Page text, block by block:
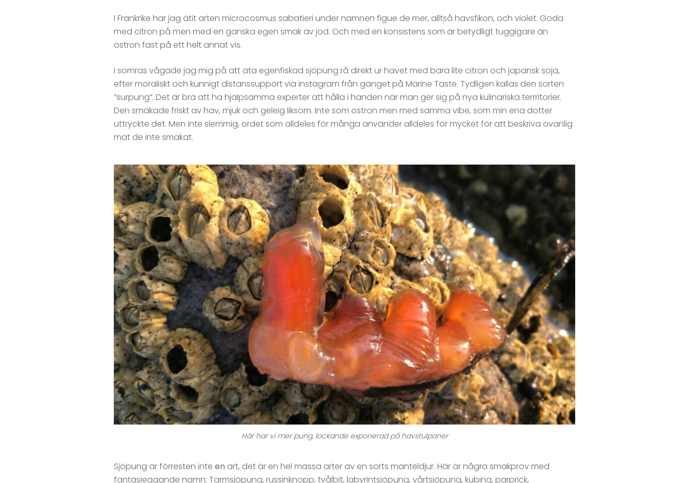
I Frankrike har jag ätit arten microcosmus sabatieri under namnen figue de mer, alltså havsfikon, och violet. Goda
med citron på men med en ganska egen smak av jod. Och med en konsistens som är betydligt tuggigare än
ostron fast på ett helt annat vis.
I somras vågade jag mig på att äta egenfiskad sjöpung rå direkt ur havet med bara lite citron och japansk soja,
efter moraliskt och kunnigt distanssupport via instagram från gänget på Marine Taste. Tydligen kallas den sorten
”surpung”. Det är bra att ha hjälpsamma experter att hålla i handen när man ger sig på nya kulinariska terrritorier.
Den smakade friskt av hav, mjuk och geleig liksom. Inte som ostron men med samma vibe, som min ena dotter
uttryckte det. Men inte slemmig, ordet som alldeles för många använder alldeles för mycket för att beskriva ovanlig
mat de inte smakat.
Här har vi mer pung, lockande exponerad på havstulpaner
Sjöpung är förresten inte en art, det är en hel massa arter av en sorts manteldjur. Här är några smakprov med
fantasieggande namn: Tarmsjöpung, russinknopp, tvålbit, labyrintsjöpung, vårtsjöpung, kubing, parprick,